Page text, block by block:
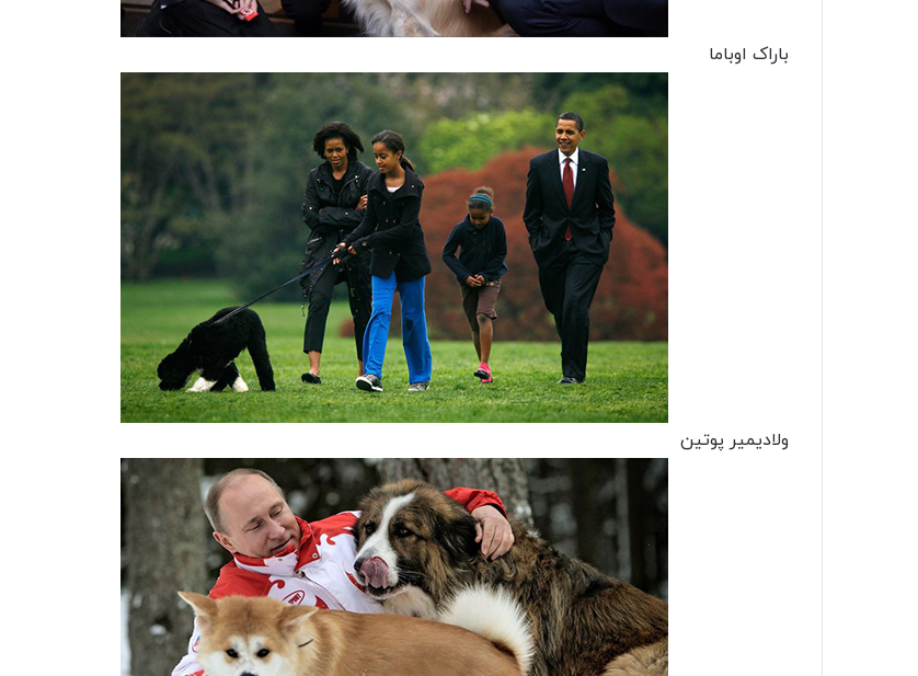
باراک اوباما
ولادیمیر پوتین